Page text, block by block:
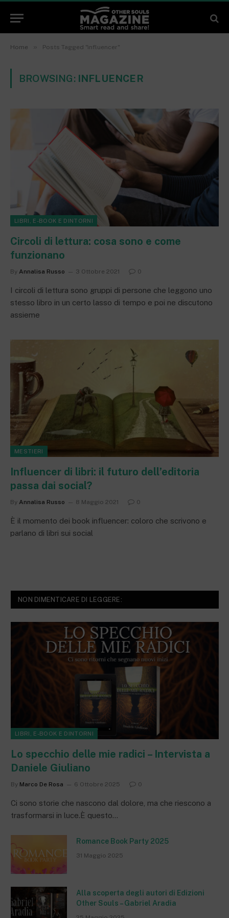
Home » Posts Tagged "influencer"
BROWSING: INFLUENCER
LIBRI, E-BOOK E DINTORNI
Circoli di lettura: cosa sono e come
funzionano
By Annalisa Russo 3 Ottobre 2021 0
I circoli di lettura sono gruppi di persone che leggono uno
stesso libro in un certo lasso di tempo e poi ne discutono
assieme
MESTIERI
Influencer di libri: il futuro dell’editoria
passa dai social?
By Annalisa Russo 8 Maggio 2021 0
È il momento dei book influencer: coloro che scrivono e
parlano di libri sui social
NON DIMENTICARE DI LEGGERE:
LIBRI, E-BOOK E DINTORNI
Lo specchio delle mie radici – Intervista a
Daniele Giuliano
By Marco De Rosa 6 Ottobre 2025 0
Ci sono storie che nascono dal dolore, ma che riescono a
trasformarsi in luce.È questo…
Romance Book Party 2025
31 Maggio 2025
Alla scoperta degli autori di Edizioni
Other Souls – Gabriel Aradia